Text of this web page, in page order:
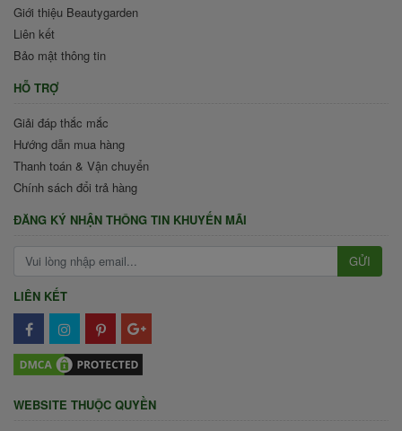
Giới thiệu Beautygarden
Liên kết
Bảo mật thông tin
HỖ TRỢ
Giải đáp thắc mắc
Hướng dẫn mua hàng
Thanh toán & Vận chuyển
Chính sách đổi trả hàng
ĐĂNG KÝ NHẬN THÔNG TIN KHUYẾN MÃI
GỬI
LIÊN KẾT
WEBSITE THUỘC QUYỀN